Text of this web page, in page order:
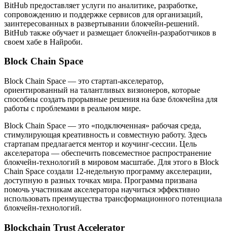
BitHub предоставляет услуги по аналитике, разработке,
сопровождению и поддержке сервисов для организаций,
заинтересованных в развертывании блокчейн-решений.
BitHub также обучает и размещает блокчейн-разработчиков в
своем хабе в Найроби.
Block Chain Space
Block Chain Space — это стартап-акселератор,
ориентированный на талантливых визионеров, которые
способны создать прорывные решения на базе блокчейна для
работы с проблемами в реальном мире.
Block Chain Space — это «подключенная» рабочая среда,
стимулирующая креативность и совместную работу. Здесь
стартапам предлагается ментор и коучинг-сессии. Цель
акселератора — обеспечить повсеместное распространение
блокчейн-технологий в мировом масштабе. Для этого в Block
Chain Space создали 12-недельную программу акселерации,
доступную в разных точках мира. Программа призвана
помочь участникам акселератора научиться эффективно
использовать преимущества трансформационного потенциала
блокчейн-технологий.
Blockchain Trust Accelerator